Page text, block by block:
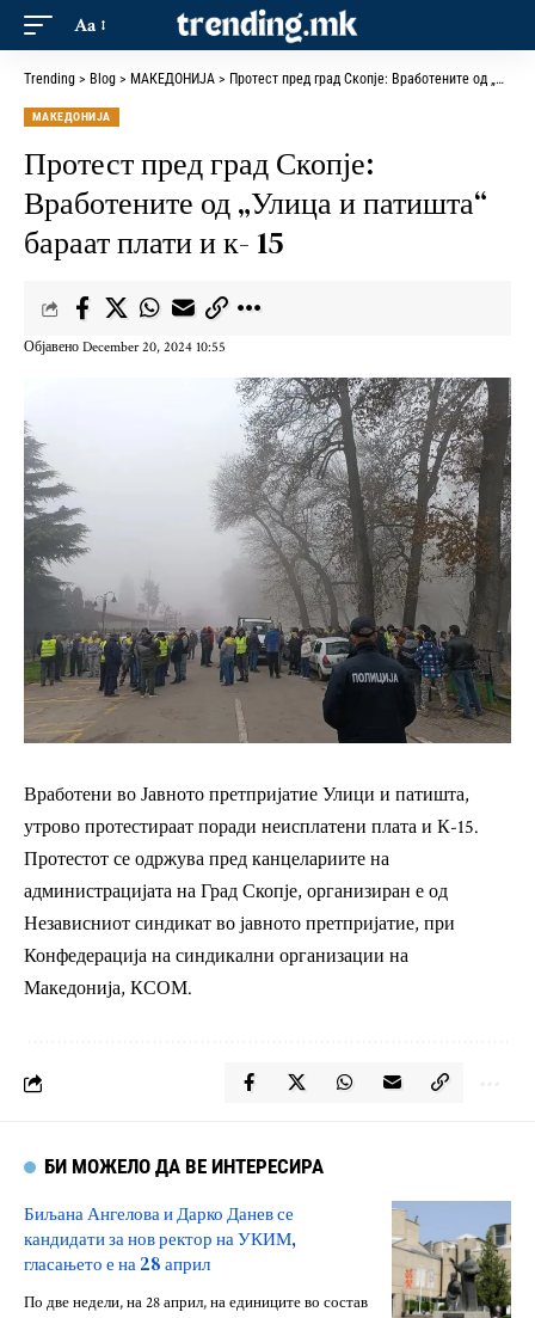
Aa
Trending > Blog > МАКЕДОНИЈА > Протест пред град Скопје: Вработените од „Улица и патишта“ бараат плати и к- 15
МАКЕДОНИЈА
Протест пред град Скопје:
Вработените од „Улица и патишта“
бараат плати и к- 15
Објавено December 20, 2024 10:55
Вработени во Јавното претпријатие Улици и патишта,
утрово протестираат поради неисплатени плата и К-15.
Протестот се одржува пред канцелариите на
администрацијата на Град Скопје, организиран е од
Независниот синдикат во јавното претпријатие, при
Конфедерација на синдикални организации на
Македонија, КСОМ.
БИ МОЖЕЛО ДА ВЕ ИНТЕРЕСИРА
Биљана Ангелова и Дарко Данев се
кандидати за нов ректор на УКИМ,
гласањето е на 28 април
По две недели, на 28 април, на единиците во состав